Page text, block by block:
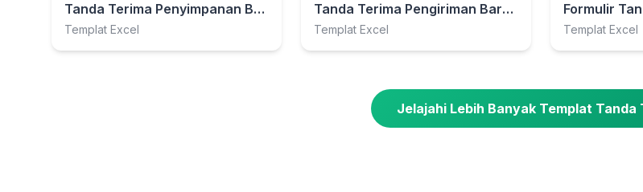
Tanda Terima Penyimpanan Bahan
Templat Excel
Tanda Terima Pengiriman Barang
Templat Excel Templat Excel
Jelajahi Lebih Banyak Templat Tanda